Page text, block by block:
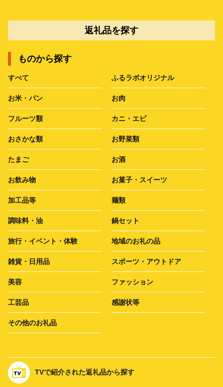
返礼品を探す
ものから探す
すべて ふるラボオリジナル
お米・パン お肉
フルーツ類 カニ・エビ
おさかな類 お野菜類
たまご お酒
お飲み物 お菓子・スイーツ
加工品等 麺類
調味料・油 鍋セット
旅行・イベント・体験 地域のお礼の品
雑貨・日用品 スポーツ・アウトドア
美容 ファッション
工芸品 感謝状等
その他のお礼品
TVで紹介された返礼品から探す